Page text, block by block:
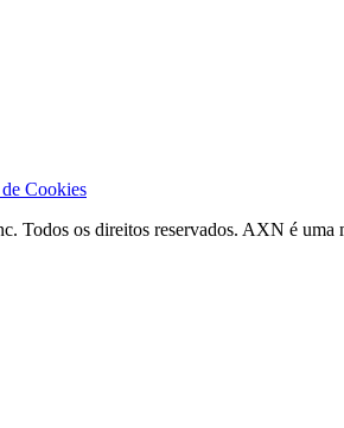
Cookies
Todos os direitos reservados. AXN é